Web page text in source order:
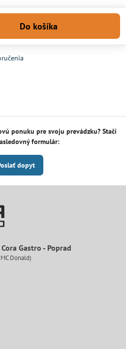
Do košíka
ponuku pre svoju prevádzku? Stačí
formulár:
dopyt
Gastro - Poprad
Donald)